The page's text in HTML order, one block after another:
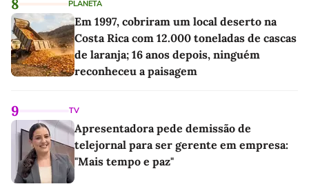
8 PLANETA
Em 1997, cobriram um local deserto na
Costa Rica com 12.000 toneladas de cascas
de laranja; 16 anos depois, ninguém
reconheceu a paisagem
9 TV
Apresentadora pede demissão de
telejornal para ser gerente em empresa:
"Mais tempo e paz"